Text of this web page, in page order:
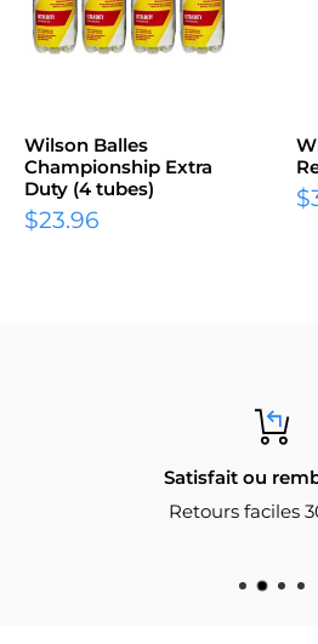
Wilson Balles
Championship Extra
Duty (4 tubes)
$23.96
Satisfait ou
Retours faciles